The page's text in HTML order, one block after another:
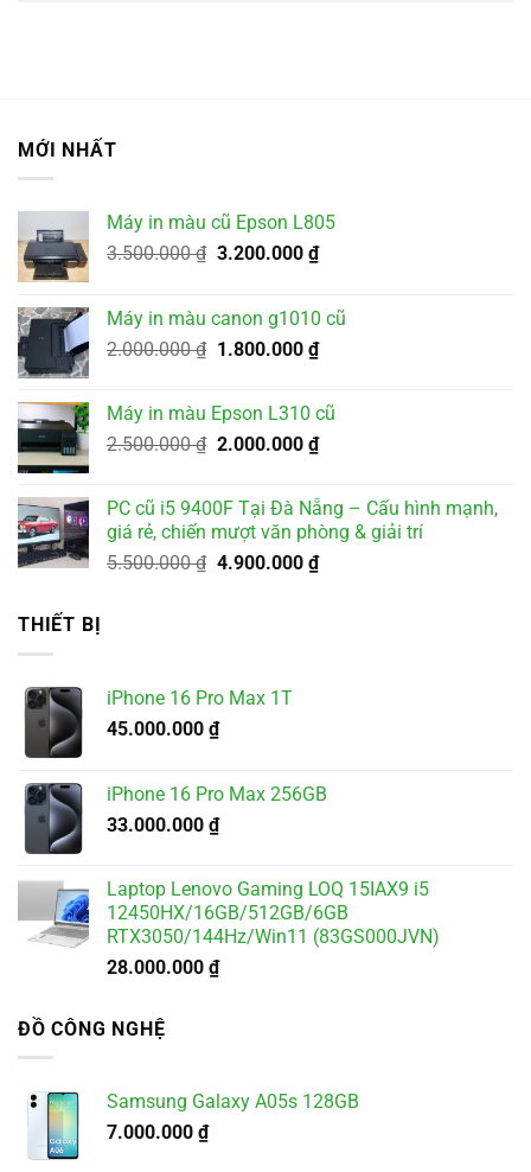
MỚI NHẤT
Máy in màu cũ Epson L805
3.500.000₫ Giá
3.500.000 ₫.
3.200.000 ₫Giá
là:
3.200.000 ₫.
Máy in màu canon g1010 cũ
2.000.000₫ Giá
2.000.000 ₫.
1.800.000 ₫Giá
tại
là:
1.800.000 ₫.
Máy in màu Epson L310 cũ
2.500.000₫ Giá
2.500.000 ₫.
2.000.000 ₫Giá
tại
là:
2.000.000 ₫.
PC cũ i5 9400F Tại Đà Nẵng – Cấu hình mạnh,
giá rẻ, chiến mượt văn phòng & giải trí
5.500.000₫ Giá
4.900.000 ₫Giá
THIẾT BỊ
iPhone 16 Pro Max 1T
45.000.000 ₫
iPhone 16 Pro Max 256GB
33.000.000 ₫
Laptop Lenovo Gaming LOQ 15IAX9 i5
12450HX/16GB/512GB/6GB
RTX3050/144Hz/Win11 (83GS000JVN)
28.000.000 ₫
ĐỒ CÔNG NGHỆ
Samsung Galaxy A05s 128GB
7.000.000 ₫